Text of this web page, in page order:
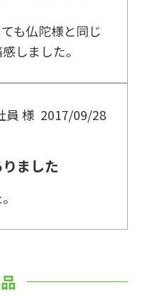
も仏陀様と同じ
しました。
員 様 2017/09/28
ました